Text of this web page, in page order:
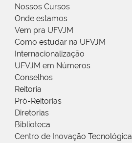
Nossos Cursos
Onde estamos
Vem pra UFVJM
Como estudar na UFVJM
Internacionalização
UFVJM em Números
Conselhos
Reitoria
Pró-Reitorias
Diretorias
Biblioteca
Centro de Inovação Tecnológica